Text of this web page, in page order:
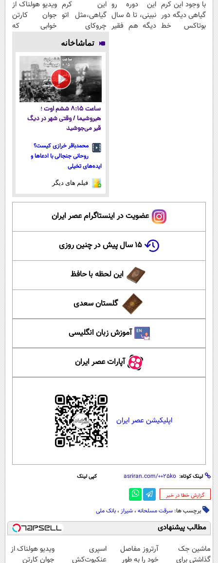
با وجود این کرم
گیاهی دیگه دور
بوتاکس خط
این دوره رو
نبینی، تا 5 سال
دیگه هم فقیر
این کرم
گیاهی،مثل اتو
چروکای
پوستتوصاف
میکنه!50%تخفیف
ویدیو هولناک از
جوان کارتن
خوابی که
تماشاخانه
ساعت ۸:۱۵ ششم اوت ؛
هیروشیما / وقتی شهر در دیگ
قیر می‌جوشید
محمدباقر خرازی کیست؟
روحانی جنجالی با ادعاها و
ایده‌های تخیلی
فیلم های دیگر
عضویت در اینستاگرام عصر ایران
۱۵ سال پیش در چنین روزی
این لحظه با حافظ
گلستان سعدی
آموزش زبان انگلیسی
آپارات عصر ایران
اپلیکیشن عصر ایران
لینک کوتاه: کپی لینک
‌گزارش خطا در خبر
برچسب ها: سرقت مسلحانه ، شیراز ، بانک ملی
مطالب پیشنهادی
ماشین جک
گذاشتی برای
آرتروز مفاصل
خود را به طور
اسپری
عنکبوت‌‌کش
ویدیو هولناک از
جوان کارتن